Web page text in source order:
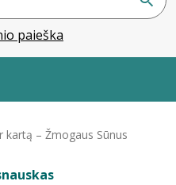
paieška
kartą – Žmogaus Sūnus